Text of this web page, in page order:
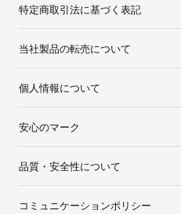
特定商取引法に基づく表記
当社製品の転売について
個人情報について
安心のマーク
品質・安全性について
コミュニケーションポリシー